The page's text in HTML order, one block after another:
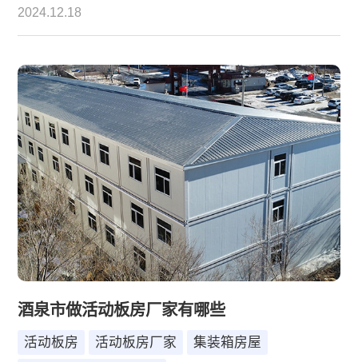
2024.12.18
酒泉市做活动板房厂家有哪些
活动板房 活动板房厂家 集装箱房屋